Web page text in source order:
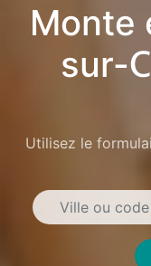
Monte
sur-
Utilisez le